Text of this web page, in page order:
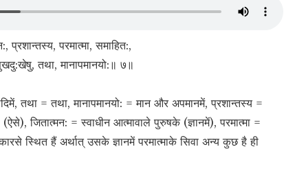
प्रशान्तस्य, परमात्मा, समाहित:,
तथा, मानापमानयो:॥ ७॥
तथा = तथा, मानापमानयो: = मान और अपमानमें, प्रशान्तस्य =
जितात्मन: = स्वाधीन आत्मावाले पुरुषके (ज्ञानमें), परमात्मा =
स्थित हैं अर्थात् उसके ज्ञानमें परमात्माके सिवा अन्य कुछ है ही